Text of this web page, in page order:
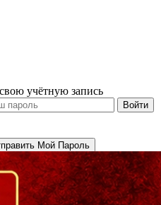
учётную запись